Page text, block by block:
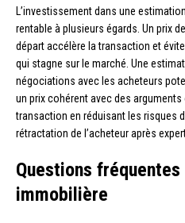
L’investissement dans une
rentable à plusieurs égards. Un prix
départ accélère la transaction et
qui stagne sur le marché. Une
négociations avec les acheteurs
un prix cohérent avec des
transaction en réduisant les risques
rétractation de l’acheteur après
Questions
immobilière